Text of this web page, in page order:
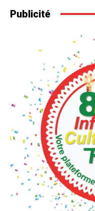
Publicité